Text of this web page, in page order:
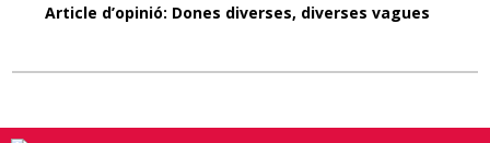
Article d’opinió: Dones diverses, diverses vagues